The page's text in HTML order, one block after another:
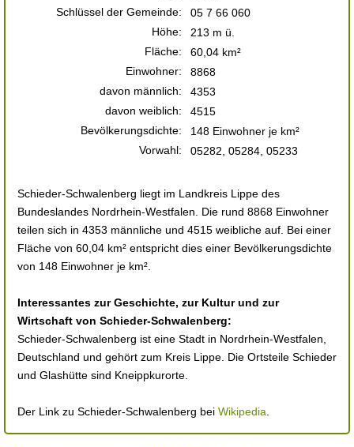
Schlüssel der Gemeinde:
05 7 66 060
Höhe:
213 m ü.
Fläche:
60,04 km²
Einwohner:
8868
davon männlich:
4353
davon weiblich:
4515
Bevölkerungsdichte:
148 Einwohner je km²
Vorwahl:
05282, 05284, 05233
Schieder-Schwalenberg liegt im Landkreis Lippe des
Bundeslandes Nordrhein-Westfalen. Die rund 8868 Einwohner
teilen sich in 4353 männliche und 4515 weibliche auf. Bei einer
Fläche von 60,04 km² entspricht dies einer Bevölkerungsdichte
von 148 Einwohner je km².
Interessantes zur Geschichte, zur Kultur und zur
Wirtschaft von Schieder-Schwalenberg:
Schieder-Schwalenberg ist eine Stadt in Nordrhein-Westfalen,
Deutschland und gehört zum Kreis Lippe. Die Ortsteile Schieder
und Glashütte sind Kneippkurorte.
Der Link zu Schieder-Schwalenberg bei Wikipedia